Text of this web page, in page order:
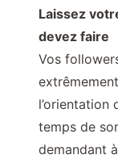
Laissez
devez faire
Vos
l’orientation
temps de
demandant